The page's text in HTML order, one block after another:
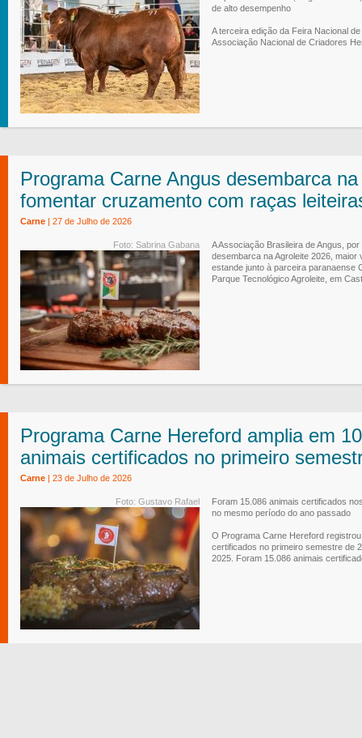
de alto desempenho
A terceira edição da Feira Nacional
Associação Nacional de Criadores
Programa Carne Angus desembarca
fomentar cruzamento com raças
Carne | 27 de Julho de 2026
Foto: Sabrina Gabana
A Associação Brasileira de Angus,
desembarca na Agroleite 2026, maior
estande junto à parceira paranaense
Parque Tecnológico Agroleite, em
Programa Carne Hereford amplia em
animais certificados no primeiro
Carne | 23 de Julho de 2026
Foto: Gustavo Rafael
Foram 15.086 animais certificados
no mesmo período do ano passado
O Programa Carne Hereford
certificados no primeiro semestre de
2025. Foram 15.086 animais